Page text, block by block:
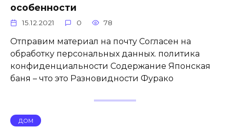
особенности
15.12.2021 0 78
Отправим материал на почту Согласен на
обработку персональных данных. политика
конфиденциальности Содержание Японская
баня – что это Разновидности Фурако
ДОМ